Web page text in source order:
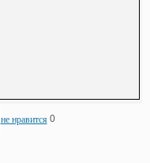
не нравится 0